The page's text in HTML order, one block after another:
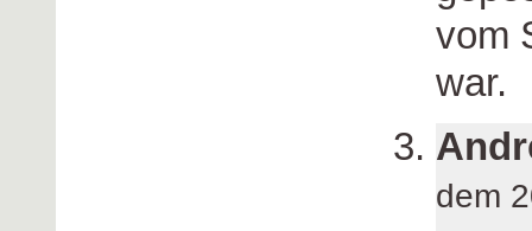
vom
war.
dem